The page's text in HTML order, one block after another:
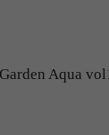
Garden Aqua